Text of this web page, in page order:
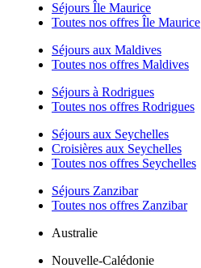
Séjours Île Maurice
Toutes nos offres Île Maurice
Séjours aux Maldives
Toutes nos offres Maldives
Séjours à Rodrigues
Toutes nos offres Rodrigues
Séjours aux Seychelles
Croisières aux Seychelles
Toutes nos offres Seychelles
Séjours Zanzibar
Toutes nos offres Zanzibar
Australie
Nouvelle-Calédonie